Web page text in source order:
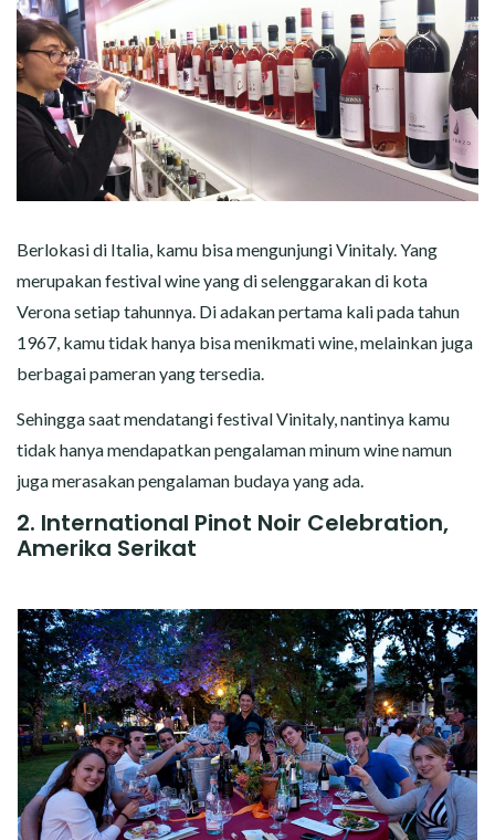
Berlokasi di Italia, kamu bisa mengunjungi Vinitaly. Yang
merupakan festival wine yang di selenggarakan di kota
Verona setiap tahunnya. Di adakan pertama kali pada tahun
1967, kamu tidak hanya bisa menikmati wine, melainkan juga
berbagai pameran yang tersedia.
Sehingga saat mendatangi festival Vinitaly, nantinya kamu
tidak hanya mendapatkan pengalaman minum wine namun
juga merasakan pengalaman budaya yang ada.
2. International Pinot Noir Celebration,
Amerika Serikat